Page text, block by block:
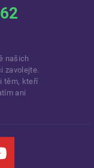
našich
zavolejte.
těm, kteří
ani